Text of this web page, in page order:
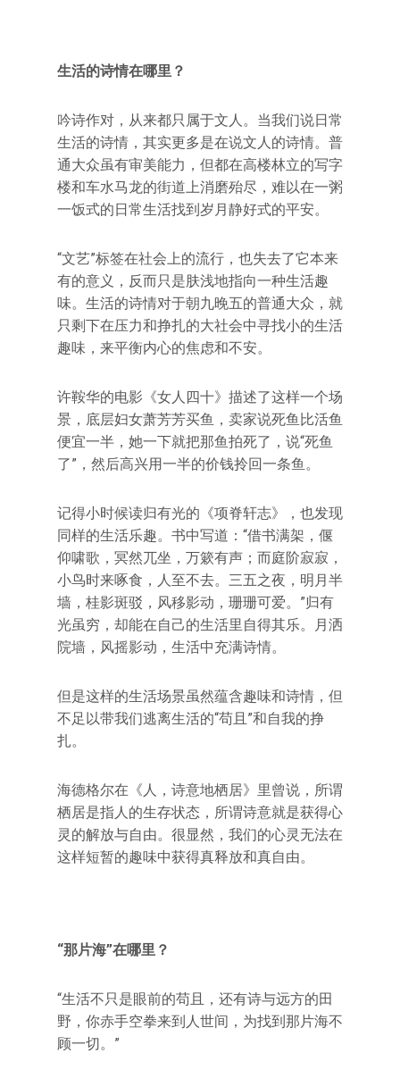
生活的诗情在哪里？
吟诗作对，从来都只属于文人。当我们说日常
生活的诗情，其实更多是在说文人的诗情。普
通大众虽有审美能力，但都在高楼林立的写字
楼和车水马龙的街道上消磨殆尽，难以在一粥
一饭式的日常生活找到岁月静好式的平安。
“文艺”标签在社会上的流行，也失去了它本来
有的意义，反而只是肤浅地指向一种生活趣
味。生活的诗情对于朝九晚五的普通大众，就
只剩下在压力和挣扎的大社会中寻找小的生活
趣味，来平衡内心的焦虑和不安。
许鞍华的电影《女人四十》描述了这样一个场
景，底层妇女萧芳芳买鱼，卖家说死鱼比活鱼
便宜一半，她一下就把那鱼拍死了，说“死鱼
了”，然后高兴用一半的价钱拎回一条鱼。
记得小时候读归有光的《项脊轩志》，也发现
同样的生活乐趣。书中写道：“借书满架，偃
仰啸歌，冥然兀坐，万簌有声；而庭阶寂寂，
小鸟时来啄食，人至不去。三五之夜，明月半
墙，桂影斑驳，风移影动，珊珊可爱。”归有
光虽穷，却能在自己的生活里自得其乐。月洒
院墙，风摇影动，生活中充满诗情。
但是这样的生活场景虽然蕴含趣味和诗情，但
不足以带我们逃离生活的“苟且”和自我的挣
扎。
海德格尔在《人，诗意地栖居》里曾说，所谓
栖居是指人的生存状态，所谓诗意就是获得心
灵的解放与自由。很显然，我们的心灵无法在
这样短暂的趣味中获得真释放和真自由。
“那片海”在哪里？
“生活不只是眼前的苟且，还有诗与远方的田
野，你赤手空拳来到人世间，为找到那片海不
顾一切。”